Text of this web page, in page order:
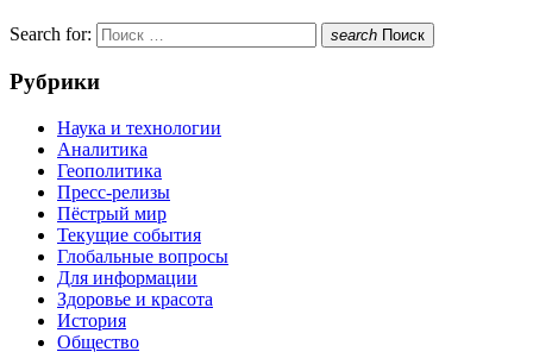
Search for: search Поиск
Рубрики
Наука и технологии
Аналитика
Геополитика
Пресс-релизы
Пёстрый мир
Текущие события
Глобальные вопросы
Для информации
Здоровье и красота
История
Общество